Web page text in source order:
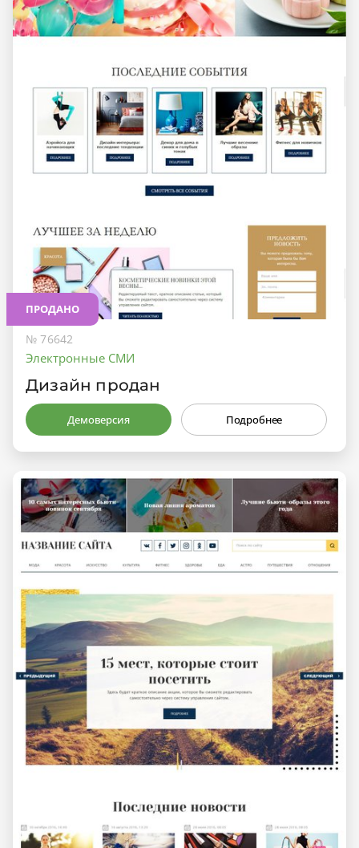
ПРОДАНО
№ 76642
Электронные СМИ
Дизайн продан
Демоверсия Подробнее